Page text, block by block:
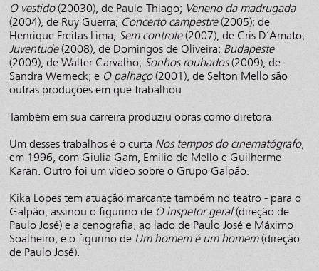
O vestido(20030), de Paulo Thiago; Veneno da madrugada
(2004), de Ruy Guerra; Concerto campestre(2005); de
Henrique Freitas Lima; Sem controle(2007), de Cris D´Amato;
Juventude(2008), de Domingos de Oliveira; Budapeste
(2009), de Walter Carvalho; Sonhos roubados(2009), de
Sandra Werneck; e O palhaço(2001), de Selton Mello são
outras produções em que trabalhou
Também em sua carreira produziu obras como diretora.
Um desses trabalhos é o curta Nos tempos do cinematógrafo,
em 1996, com Giulia Gam, Emilio de Mello e Guilherme
Karan. Outro foi um vídeo sobre o Grupo Galpão.
Kika Lopes tem atuação marcante também no teatro - para o
Galpão, assinou o figurino de O inspetor geral(direção de
Paulo José) e a cenografia, ao lado de Paulo José e Máximo
Soalheiro; e o figurino de Um homem é um homem(direção
de Paulo José).